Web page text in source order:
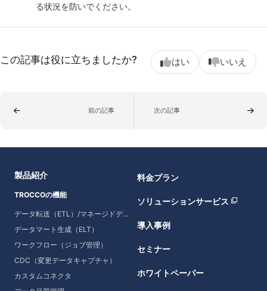
る状況を防いでください。
この記事は役に立ちましたか? はい いいえ
前の記事 次の記事
製品紹介
TROCCOの機能
データ転送（ETL）/マネージドデータ転送
データマート生成（ELT）
ワークフロー（ジョブ管理）
CDC（変更データキャプチャ）
カスタムコネクタ
料金プラン
ソリューションサービス
導入事例
セミナー
ホワイトペーパー